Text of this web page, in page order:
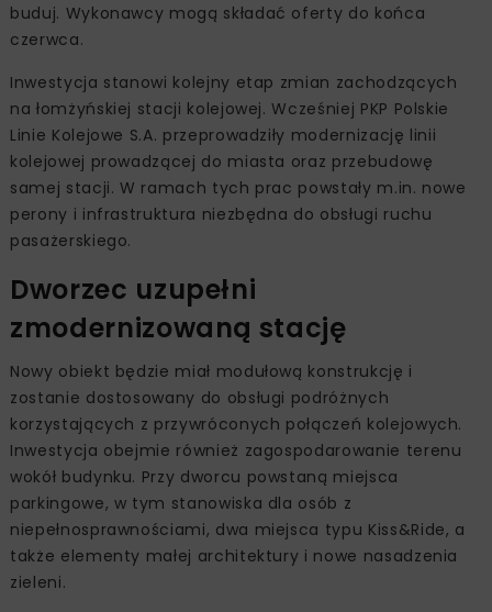
buduj. Wykonawcy mogą składać oferty do końca
czerwca.
Inwestycja stanowi kolejny etap zmian zachodzących
na łomżyńskiej stacji kolejowej. Wcześniej PKP Polskie
Linie Kolejowe S.A. przeprowadziły modernizację linii
kolejowej prowadzącej do miasta oraz przebudowę
samej stacji. W ramach tych prac powstały m.in. nowe
perony i infrastruktura niezbędna do obsługi ruchu
pasażerskiego.
Dworzec uzupełni
zmodernizowaną stację
Nowy obiekt będzie miał modułową konstrukcję i
zostanie dostosowany do obsługi podróżnych
korzystających z przywróconych połączeń kolejowych.
Inwestycja obejmie również zagospodarowanie terenu
wokół budynku. Przy dworcu powstaną miejsca
parkingowe, w tym stanowiska dla osób z
niepełnosprawnościami, dwa miejsca typu Kiss&Ride, a
także elementy małej architektury i nowe nasadzenia
zieleni.